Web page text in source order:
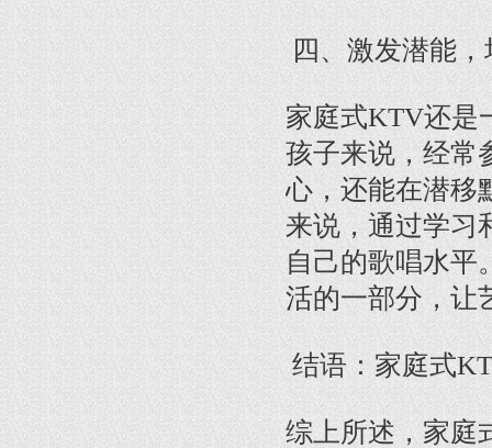
四、激发潜能，
家庭式KTV还是
孩子来说，经常
心，还能在潜移
来说，通过学习
自己的歌唱水平
活的一部分，让
结语：家庭式
综上所述，家庭